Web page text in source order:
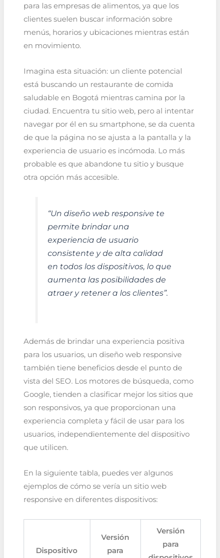
para las empresas de alimentos, ya que los
clientes suelen buscar información sobre
menús, horarios y ubicaciones mientras están
en movimiento.
Imagina esta situación: un cliente potencial
está buscando un restaurante de comida
saludable en Bogotá mientras camina por la
ciudad. Encuentra tu sitio web, pero al intentar
navegar por él en su smartphone, se da cuenta
de que la página no se ajusta a la pantalla y la
experiencia de usuario es incómoda. Lo más
probable es que abandone tu sitio y busque
otra opción más accesible.
“Un diseño web responsive te
permite brindar una
experiencia de usuario
consistente y de alta calidad
en todos los dispositivos, lo que
aumenta las posibilidades de
atraer y retener a los clientes”.
Además de brindar una experiencia positiva
para los usuarios, un diseño web responsive
también tiene beneficios desde el punto de
vista del SEO. Los motores de búsqueda, como
Google, tienden a clasificar mejor los sitios que
son responsivos, ya que proporcionan una
experiencia completa y fácil de usar para los
usuarios, independientemente del dispositivo
que utilicen.
En la siguiente tabla, puedes ver algunos
ejemplos de cómo se vería un sitio web
responsive en diferentes dispositivos:
Dispositivo
Versión
para
Versión
para